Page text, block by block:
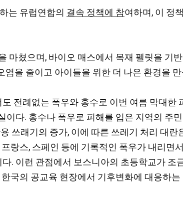
는 유럽연합의 결속 정책에 참여하며, 이 정
마쳤으며, 바이오 매스에서 목재 펠릿을 기
을 줄이고 아이들을 위한 더 나은 환경을 만
전례없는 폭우와 홍수로 이번 여름 막대한
다. 홍수나 폭우로 피해를 입은 지역의 주
쓰래기의 증가, 이에 따른 쓰레기 처리 대
랑스, 스페인 등에 기록적인 폭우가 내리면
. 이런 관점에서 보스니아의 초등학교가 조
국의 공교육 현장에서 기후변화에 대응하